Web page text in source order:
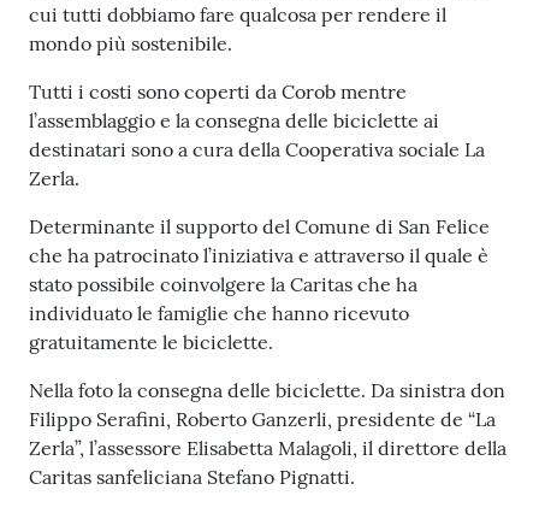
cui tutti dobbiamo fare qualcosa per rendere il
mondo più sostenibile.
Tutti i costi sono coperti da Corob mentre
l’assemblaggio e la consegna delle biciclette ai
destinatari sono a cura della Cooperativa sociale La
Zerla.
Determinante il supporto del Comune di San Felice
che ha patrocinato l’iniziativa e attraverso il quale è
stato possibile coinvolgere la Caritas che ha
individuato le famiglie che hanno ricevuto
gratuitamente le biciclette.
Nella foto la consegna delle biciclette. Da sinistra don
Filippo Serafini, Roberto Ganzerli, presidente de “La
Zerla”, l’assessore Elisabetta Malagoli, il direttore della
Caritas sanfeliciana Stefano Pignatti.